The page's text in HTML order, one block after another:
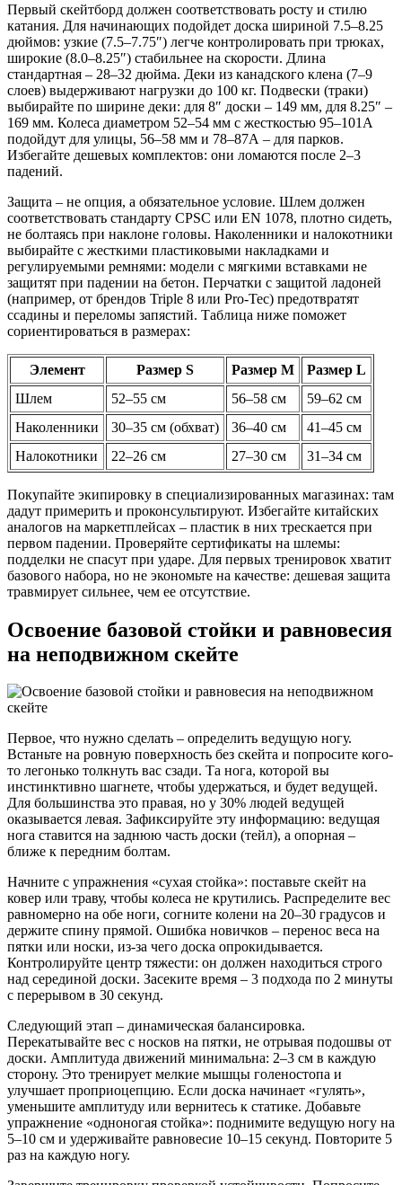
Первый скейтборд должен соответствовать росту и стилю
катания. Для начинающих подойдет доска шириной 7.5–8.25
дюймов: узкие (7.5–7.75″) легче контролировать при трюках,
широкие (8.0–8.25″) стабильнее на скорости. Длина
стандартная – 28–32 дюйма. Деки из канадского клена (7–9
слоев) выдерживают нагрузки до 100 кг. Подвески (траки)
выбирайте по ширине деки: для 8″ доски – 149 мм, для 8.25″ –
169 мм. Колеса диаметром 52–54 мм с жесткостью 95–101А
подойдут для улицы, 56–58 мм и 78–87А – для парков.
Избегайте дешевых комплектов: они ломаются после 2–3
падений.
Защита – не опция, а обязательное условие. Шлем должен
соответствовать стандарту CPSC или EN 1078, плотно сидеть,
не болтаясь при наклоне головы. Наколенники и налокотники
выбирайте с жесткими пластиковыми накладками и
регулируемыми ремнями: модели с мягкими вставками не
защитят при падении на бетон. Перчатки с защитой ладоней
(например, от брендов Triple 8 или Pro-Tec) предотвратят
ссадины и переломы запястий. Таблица ниже поможет
сориентироваться в размерах:
Элемент Размер S Размер M
Размер L
Шлем
52–55 см 56–58 см
59–62 см
Наколенники
30–35 см (обхват) 36–40 см
41–45 см
Налокотники
22–26 см 27–30 см 31–34 см
Покупайте экипировку в специализированных магазинах: там
дадут примерить и проконсультируют. Избегайте китайских
аналогов на маркетплейсах – пластик в них трескается при
первом падении. Проверяйте сертификаты на шлемы:
подделки не спасут при ударе. Для первых тренировок хватит
базового набора, но не экономьте на качестве: дешевая защита
травмирует сильнее, чем ее отсутствие.
Освоение базовой стойки и равновесия
на неподвижном скейте
Первое, что нужно сделать – определить ведущую ногу.
Встаньте на ровную поверхность без скейта и попросите кого-
то легонько толкнуть вас сзади. Та нога, которой вы
инстинктивно шагнете, чтобы удержаться, и будет ведущей.
Для большинства это правая, но у 30% людей ведущей
оказывается левая. Зафиксируйте эту информацию: ведущая
нога ставится на заднюю часть доски (тейл), а опорная –
ближе к передним болтам.
Начните с упражнения «сухая стойка»: поставьте скейт на
ковер или траву, чтобы колеса не крутились. Распределите вес
равномерно на обе ноги, согните колени на 20–30 градусов и
держите спину прямой. Ошибка новичков – перенос веса на
пятки или носки, из-за чего доска опрокидывается.
Контролируйте центр тяжести: он должен находиться строго
над серединой доски. Засеките время – 3 подхода по 2 минуты
с перерывом в 30 секунд.
Следующий этап – динамическая балансировка.
Перекатывайте вес с носков на пятки, не отрывая подошвы от
доски. Амплитуда движений минимальна: 2–3 см в каждую
сторону. Это тренирует мелкие мышцы голеностопа и
улучшает проприоцепцию. Если доска начинает «гулять»,
уменьшите амплитуду или вернитесь к статике. Добавьте
упражнение «одноногая стойка»: поднимите ведущую ногу на
5–10 см и удерживайте равновесие 10–15 секунд. Повторите 5
раз на каждую ногу.